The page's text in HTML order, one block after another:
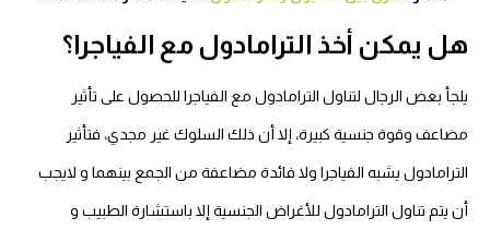
هل يمكن أخذ الترامادول مع الفياجرا؟
يلجأ بعض الرجال لتناول الترامادول مع الفياجرا للحصول على تأثير
مضاعف وقوة جنسية كبيرة، إلا أن ذلك السلوك غير مجدي، فتأثير
الترامادول يشبه الفياجرا ولا فائدة مضاعفة من الجمع بينهما و لايجب
أن يتم تناول الترامادول للأغراض الجنسية إلا باستشارة الطبيب و